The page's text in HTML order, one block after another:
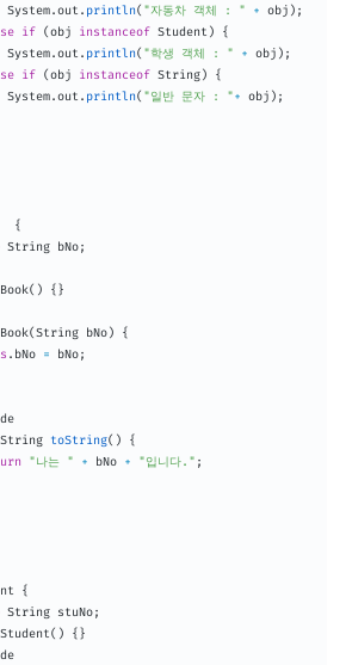
System.out . println( "자동차 객체 : " + obj ) ;
if (obj instanceof Student )
{
System.out . println( "학생 객체 : " + obj ) ;
if (obj instanceof String)
{
System.out . println( "일반 문자 : "+ obj ) ;
{
String bNo;
Book( ) {}
Book(String bNo)
{
. bNo = bNo;
String toString( )
{
"나는 " + bNo + "입니다." ;
{
String stuNo;
Student( ) {}